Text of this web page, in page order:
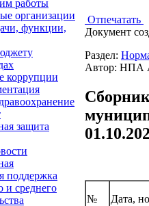
работы
организации
функции,
коррупции
защита
поддержка
и среднего
Отпечатать
Документ
Раздел:
Автор: НПА
№
Дата,